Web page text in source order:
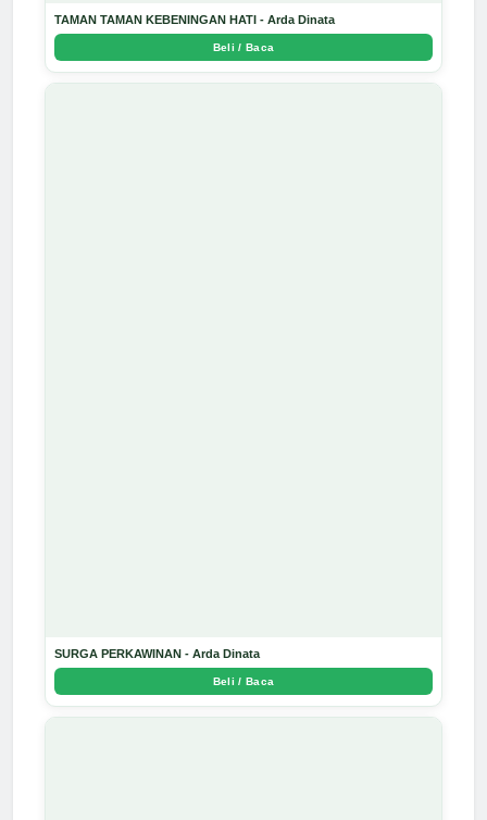
TAMAN TAMAN KEBENINGAN HATI - Arda Dinata
Beli / Baca
SURGA PERKAWINAN - Arda Dinata
Beli / Baca